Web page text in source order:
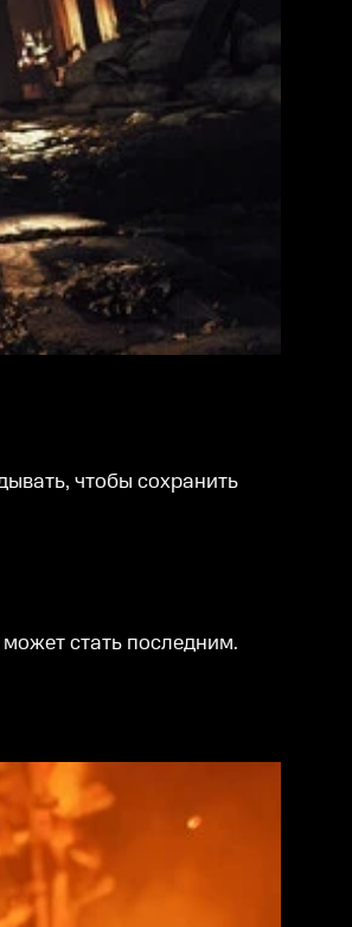
чтобы сохранить
стать последним.